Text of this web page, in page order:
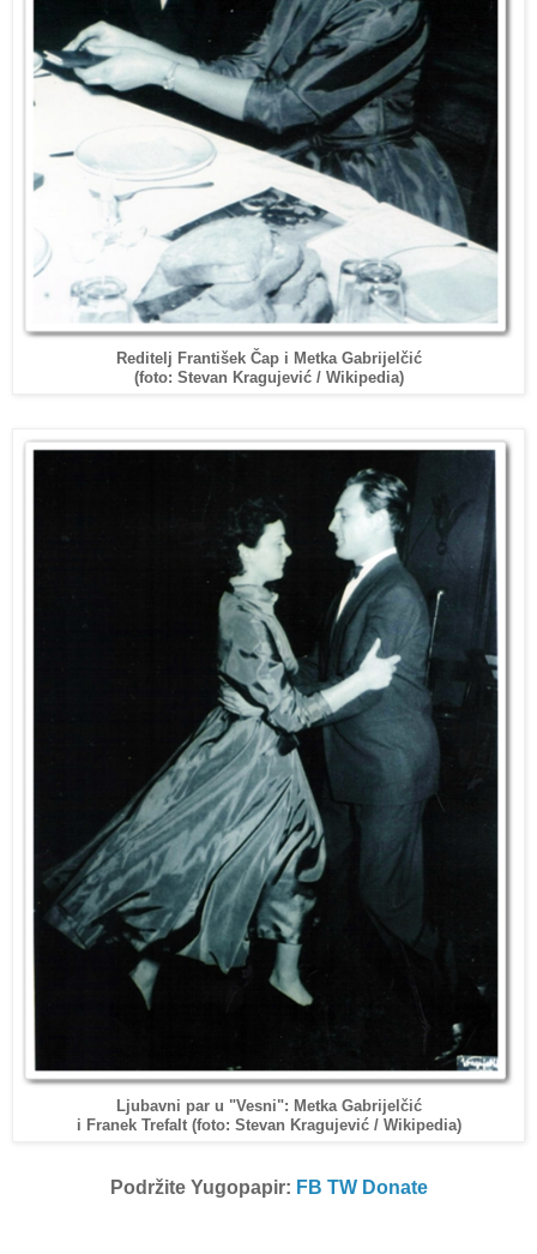
Reditelj František Čap i Metka Gabrijelčić
(foto: Stevan Kragujević/ Wikipedia)
Ljubavni par u "Vesni": Metka Gabrijelčić
i Franek Trefalt (foto: Stevan Kragujević/ Wikipedia)
Podržite Yugopapir: FB TW Donate